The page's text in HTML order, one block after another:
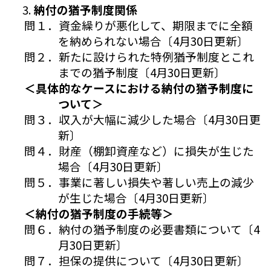
納付の猶予制度関係
問１．資金繰りが悪化して、期限までに全額
を納められない場合〔4月30日更新〕
問２．新たに設けられた特例猶予制度とこれ
までの猶予制度〔4月30日更新〕
＜具体的なケースにおける納付の猶予制度に
ついて＞
問３．収入が大幅に減少した場合〔4月30日更
新〕
問４．財産（棚卸資産など）に損失が生じた
場合〔4月30日更新〕
問５．事業に著しい損失や著しい売上の減少
が生じた場合〔4月30日更新〕
＜納付の猶予制度の手続等＞
問６．納付の猶予制度の必要書類について〔4
月30日更新〕
問７．担保の提供について〔4月30日更新〕